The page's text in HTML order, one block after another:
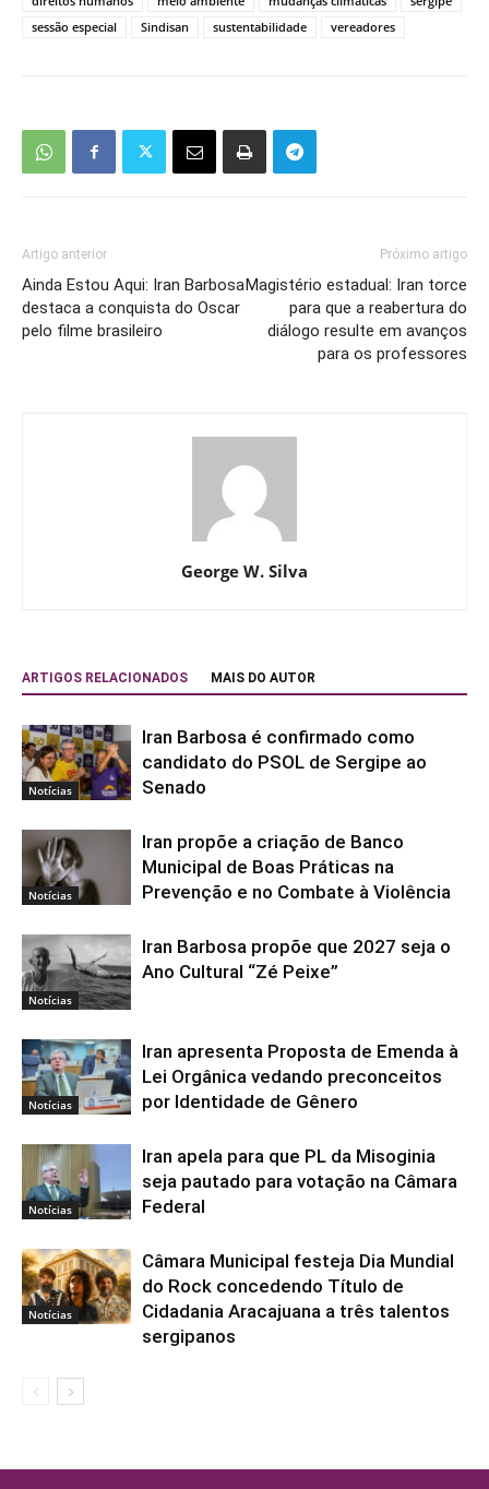
sessão especial
Sindisan sustentabilidade vereadores
Artigo anterior
Ainda Estou Aqui: Iran Barbosa
destaca a conquista do Oscar
pelo filme brasileiro
Próximo artigo
Magistério estadual: Iran torce
para que a reabertura do
diálogo resulte em avanços
para os professores
George W. Silva
ARTIGOS RELACIONADOS MAIS DO AUTOR
Notícias
Iran Barbosa é confirmado como
candidato do PSOL de Sergipe ao
Senado
Notícias
Iran propõe a criação de Banco
Municipal de Boas Práticas na
Prevenção e no Combate à Violência
Notícias
Iran Barbosa propõe que 2027 seja o
Ano Cultural “Zé Peixe”
Notícias
Iran apresenta Proposta de Emenda à
Lei Orgânica vedando preconceitos
por Identidade de Gênero
Notícias
Iran apela para que PL da Misoginia
seja pautado para votação na Câmara
Federal
Notícias
Câmara Municipal festeja Dia Mundial
do Rock concedendo Título de
Cidadania Aracajuana a três talentos
sergipanos